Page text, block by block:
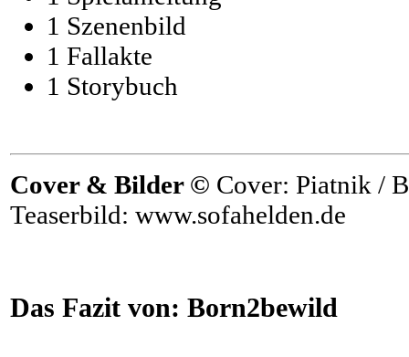
1 Szenenbild
1 Fallakte
1 Storybuch
Cover & Bilder © Cover: Piatnik /
Teaserbild: www.sofahelden.de
Das Fazit von: Born2bewild